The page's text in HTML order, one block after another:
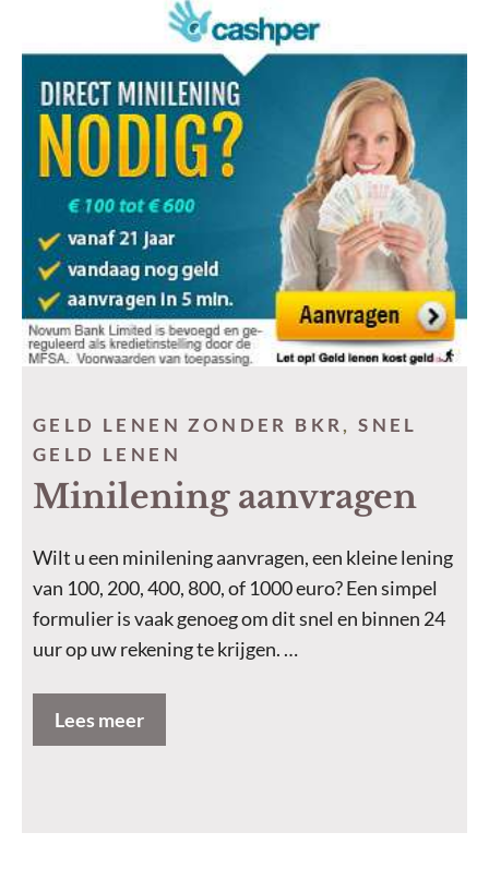
GELD LENEN ZONDER BKR,SNEL
GELD LENEN
Minilening aanvragen
Wilt u een minilening aanvragen, een kleine lening
van 100, 200, 400, 800, of 1000 euro? Een simpel
formulier is vaak genoeg om dit snel en binnen 24
uur op uw rekening te krijgen. …
Lees meer